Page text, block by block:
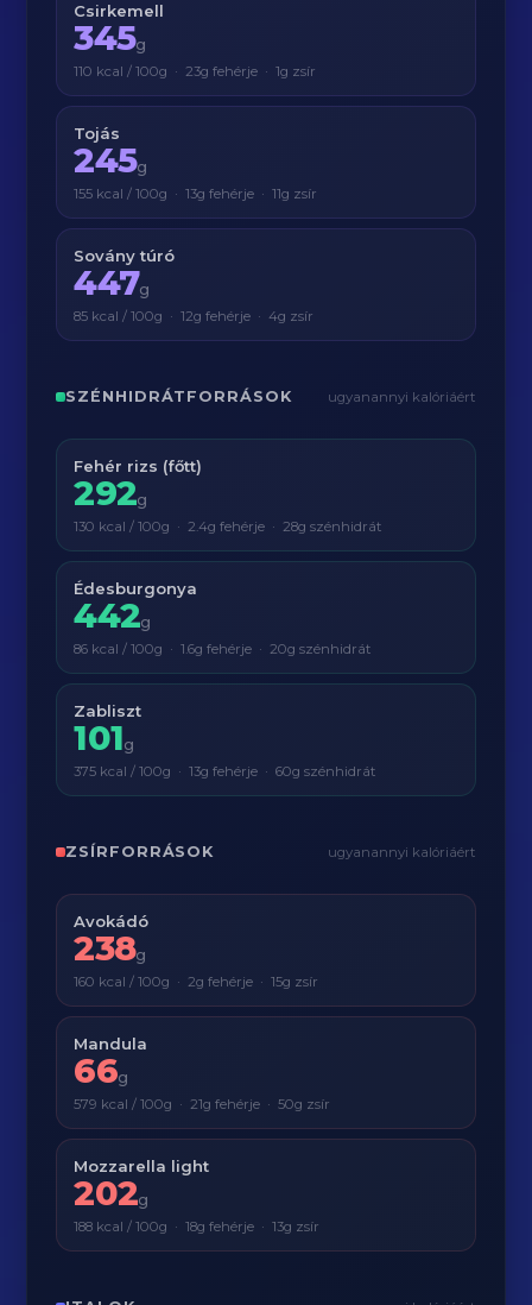
Csirkemell
345g
110 kcal / 100g · 23g fehérje · 1g zsír
Tojás
245g
155 kcal / 100g · 13g fehérje · 11g zsír
Sovány túró
447g
85 kcal / 100g · 12g fehérje · 4g zsír
SZÉNHIDRÁTFORRÁSOK ugyanannyi kalóriáért
Fehér rizs (főtt)
292g
130 kcal / 100g · 2.4g fehérje · 28g szénhidrát
Édesburgonya
442g
86 kcal / 100g · 1.6g fehérje · 20g szénhidrát
Zabliszt
101g
375 kcal / 100g · 13g fehérje · 60g szénhidrát
ZSÍRFORRÁSOK ugyanannyi kalóriáért
Avokádó
238g
160 kcal / 100g · 2g fehérje · 15g zsír
Mandula
66g
579 kcal / 100g · 21g fehérje · 50g zsír
Mozzarella light
202g
188 kcal / 100g · 18g fehérje · 13g zsír